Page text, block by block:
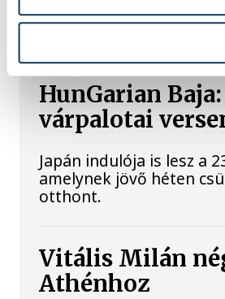
Dániától a romániai
negyeddöntőjében,
HunGarian
várpalotai
Japán indulója is lesz a
amelynek jövő héten
otthont.
Vitális Milán
Athénhoz